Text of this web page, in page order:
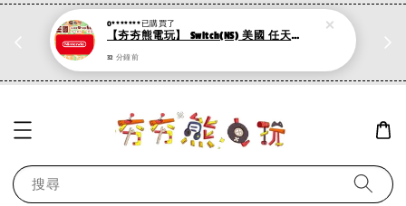
PS系列遊戲 滿500折50，加購第二件再打95折
搜尋
O*******已購買了
【夯夯熊電玩】 Switch(NS) 美國 任天堂 eShop點數 10 20 50 100 美金 USD 儲值卡
32 分鐘前